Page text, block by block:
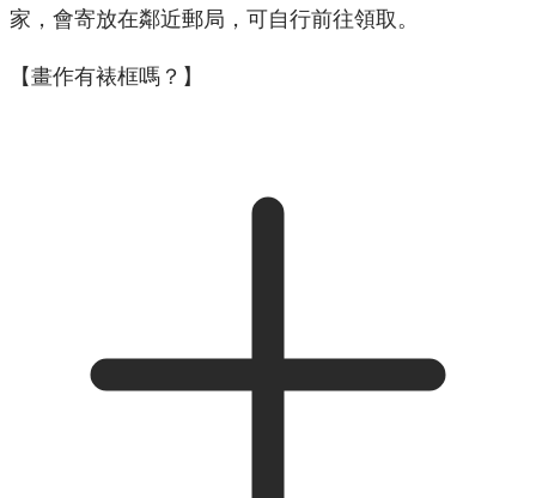
家，會寄放在鄰近郵局，可自行前往領取。
【畫作有裱框嗎？】